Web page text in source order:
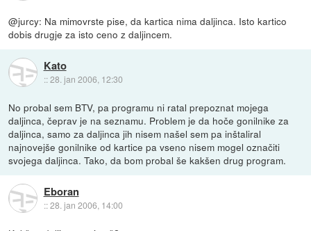
@jurcy: Na mimovrste pise, da kartica nima daljinca. Isto kartico
dobis drugje za isto ceno z daljincem.
Kato
::28. jan 2006, 12:30
No probal sem BTV, pa programu ni ratal prepoznat mojega
daljinca, čeprav je na seznamu. Problem je da hoče gonilnike za
daljinca, samo za daljinca jih nisem našel sem pa inštaliral
najnovejše gonilnike od kartice pa vseno nisem mogel označiti
svojega daljinca. Tako, da bom probal še kakšen drug program.
Eboran
::28. jan 2006, 14:00